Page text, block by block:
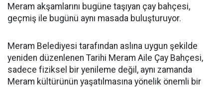
Meram akşamlarını bugüne taşıyan çay bahçesi,
geçmiş ile bugünü aynı masada buluşturuyor.
Meram Belediyesi tarafından aslına uygun şekilde
yeniden düzenlenen Tarihi Meram Aile Çay Bahçesi,
sadece fiziksel bir yenileme değil, aynı zamanda
Meram kültürünün yaşatılmasına yönelik önemli bir